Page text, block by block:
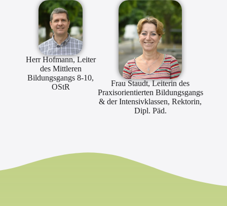
Herr Hofmann, Leiter
des Mittleren
Bildungsgangs 8-10,
OStR
Frau Staudt, Leiterin des
Praxisorientierten Bildungsgangs
& der Intensivklassen, Rektorin,
Dipl. Päd.